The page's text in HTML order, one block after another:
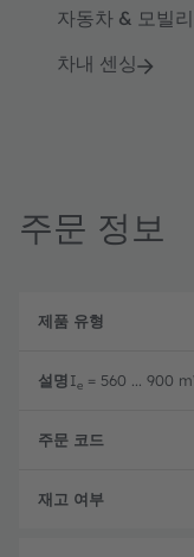
자동차 & 모빌
차내 센싱
주문 정보
품
설
Ie = 560 ... 900